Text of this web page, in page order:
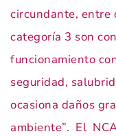
circundante, entre
categoría 3 son
funcionamiento
seguridad,
ocasiona daños
ambiente”. El